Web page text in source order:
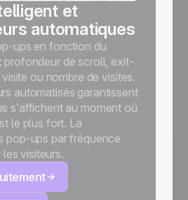
et
automatiques
ups en fonction du
profondeur de scroll, exit-
ou nombre de visites.
automatisés garantissent
s’affichent au moment où
le plus fort. La
pop-ups par fréquence
visiteurs.